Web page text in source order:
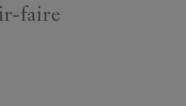
faire